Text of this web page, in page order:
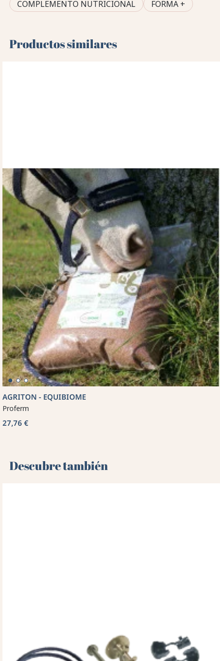
COMPLEMENTO NUTRICIONAL FORMA +
Productos similares
AGRITON - EQUIBIOME
Proferm
27,76 €
Descubre también 🌻